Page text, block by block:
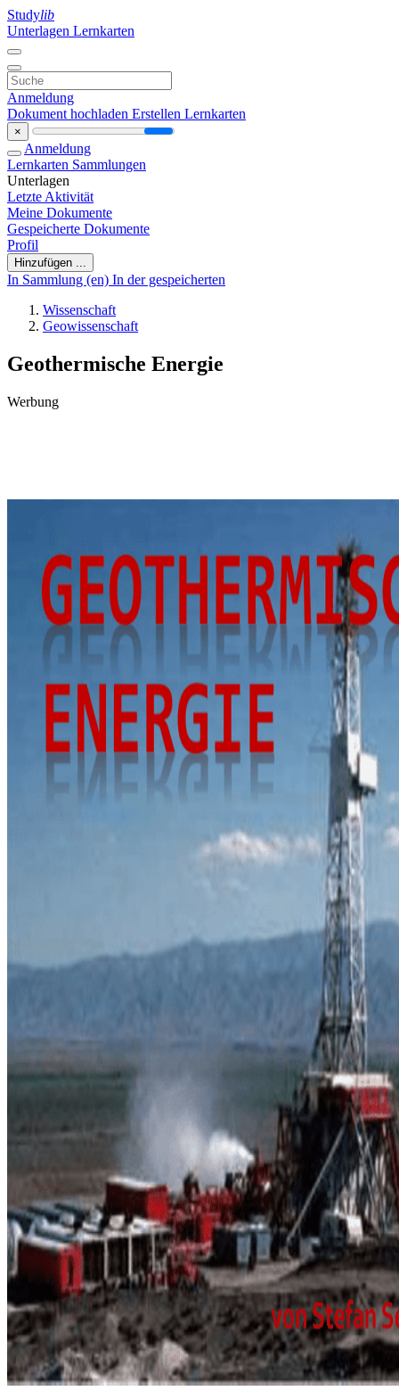
Studylib
Unterlagen Lernkarten
Anmeldung
Dokument hochladen Erstellen Lernkarten
×
Anmeldung
Lernkarten Sammlungen
Unterlagen
Letzte Aktivität
Meine Dokumente
Gespeicherte Dokumente
Profil
Hinzufügen ...
In Sammlung (en) In der gespeicherten
Wissenschaft
Geowissenschaft
Geothermische Energie
Werbung